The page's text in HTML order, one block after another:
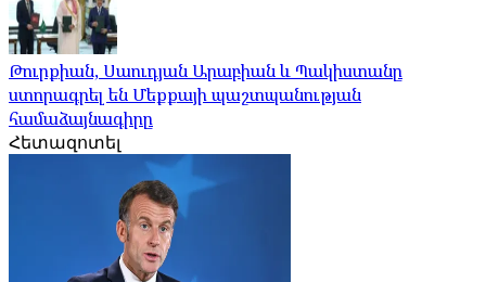
Թուրքիան, Սաուդյան Արաբիան և Պակիստանը
ստորագրել են Մեքքայի պաշտպանության
համաձայնագիրը
Հետազոտել